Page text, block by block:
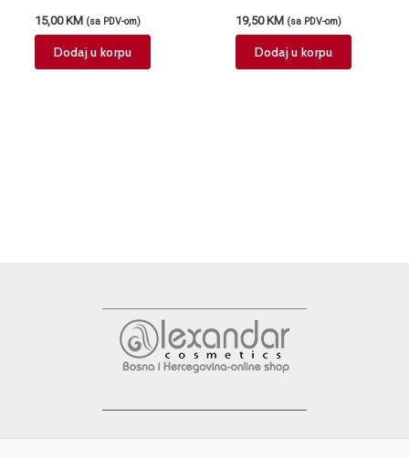
15,00 KM (sa PDV-om)
Dodaj u korpu
19,50 KM (sa PDV-om)
Dodaj u korpu